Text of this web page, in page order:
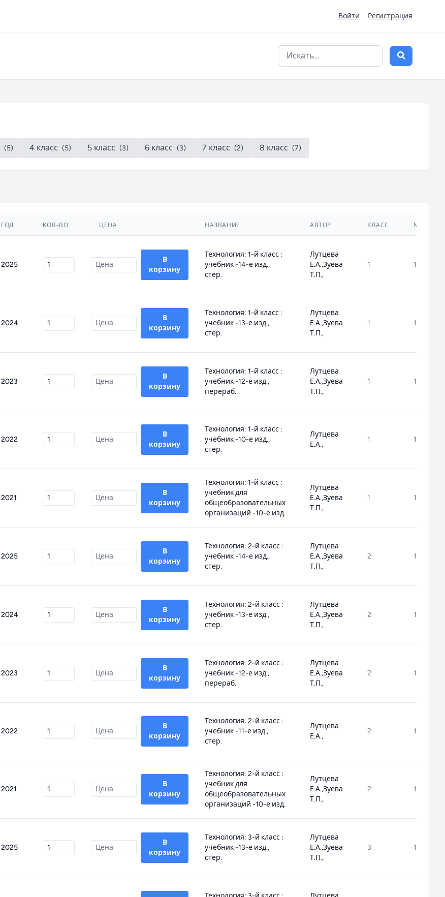
Войти Регистрация
(5) 4 класс (5) 5 класс (3) 6 класс (3) 7 класс (2) 8 класс (7)
ГОД КОЛ-ВО ЦЕНА НАЗВАНИЕ АВТОР КЛАСС №
2025
В
корзину
Технология: 1-й класс :
учебник -14-е изд.,
стер.
Лутцева
Е.А.,Зуева
Т.П.,
1 1.1.1.8.1.1.1
2024
В
корзину
Технология: 1-й класс :
учебник -13-е изд.,
стер.
Лутцева
Е.А.,Зуева
Т.П.,
1 1.1.1.8.1.1.1
2023
В
корзину
Технология: 1-й класс :
учебник -12-е изд.,
перераб.
Лутцева
Е.А.,Зуева
Т.П.,
1 1.1.1.8.1.1.1
2022
В
корзину
Технология: 1-й класс :
учебник -10-е изд.,
стер.
Лутцева
Е.А.,
1 1.1.1.8.1.1.1
2021
В
корзину
Технология: 1-й класс :
учебник для
общеобразовательных
организаций -10-е изд.
Лутцева
Е.А.,Зуева
Т.П.,
1 1.1.1.8.1.1.1
2025
В
корзину
Технология: 2-й класс :
учебник -14-е изд.,
стер.
Лутцева
Е.А.,Зуева
Т.П.,
2
2024
В
корзину
Технология: 2-й класс :
учебник -13-е изд.,
стер.
Лутцева
Е.А.,Зуева
Т.П.,
2
2023
В
корзину
Технология: 2-й класс :
учебник -12-е изд.,
перераб.
Лутцева
Е.А.,Зуева
Т.П.,
2
2022
В
корзину
Технология: 2-й класс :
учебник -11-е изд.,
стер.
Лутцева
Е.А.,
2
2021
В
корзину
Технология: 2-й класс :
учебник для
общеобразовательных
организаций -10-е изд.
Лутцева
Е.А.,Зуева
Т.П.,
2
2025
В
корзину
Технология: 3-й класс :
учебник -13-е изд.,
стер.
Лутцева
Е.А.,Зуева
Т.П.,
3